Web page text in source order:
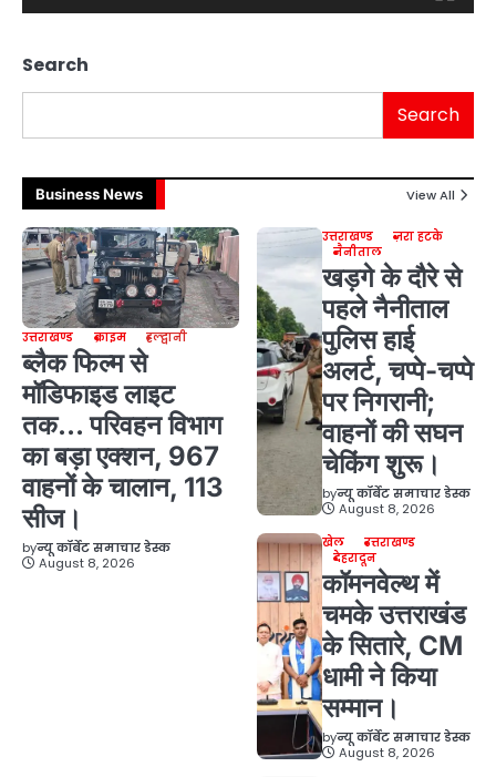
Search
Search
Business News View All
उत्तराखण्ड क्राइम हल्द्वानी
ब्लैक फिल्म से
मॉडिफाइड लाइट
तक… परिवहन विभाग
का बड़ा एक्शन, 967
वाहनों के चालान, 113
सीज।
byन्यू कॉर्बेट समाचार डेस्क
August 8, 2026
उत्तराखण्ड
ज़रा हटके
नैनीताल
खड़गे के दौरे से
पहले नैनीताल
पुलिस हाई
अलर्ट, चप्पे-चप्पे
पर निगरानी;
वाहनों की सघन
चेकिंग शुरू।
byन्यू कॉर्बेट समाचार डेस्क
August 8, 2026
खेल
उत्तराखण्ड
देहरादून
कॉमनवेल्थ में
चमके उत्तराखंड
के सितारे, CM
धामी ने किया
सम्मान।
byन्यू कॉर्बेट समाचार डेस्क
August 8, 2026